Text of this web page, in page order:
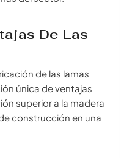
De Las
de las lamas
única de ventajas
superior a la madera
construcción en una